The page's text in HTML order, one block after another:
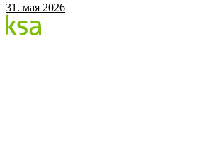
31. мая 2026